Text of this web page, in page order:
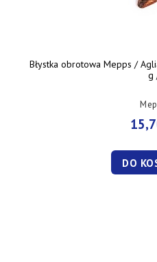
Błystka obrotowa Mepps /
g
DO